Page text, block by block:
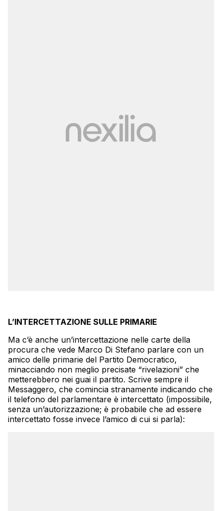
L’INTERCETTAZIONE SULLE PRIMARIE
Ma c’è anche un’intercettazione nelle carte della
procura che vede Marco Di Stefano parlare con un
amico delle primarie del Partito Democratico,
minacciando non meglio precisate “rivelazioni” che
metterebbero nei guai il partito. Scrive sempre il
Messaggero, che comincia stranamente indicando che
il telefono del parlamentare è intercettato (impossibile,
senza un’autorizzazione; è probabile che ad essere
intercettato fosse invece l’amico di cui si parla):